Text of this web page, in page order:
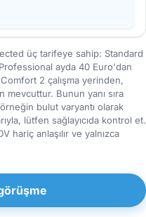
üç tarifeye sahip: Standard
ayda 40 Euro'dan
2 çalışma yerinden,
mevcuttur. Bunun yanı sıra
bulut varyantı olarak
lütfen sağlayıcıda kontrol et.
hariç anlaşılır ve yalnızca